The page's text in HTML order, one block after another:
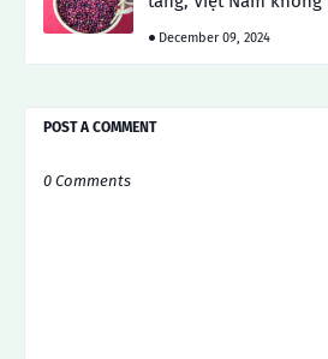
December 09, 2024
POST A COMMENT
0 Comments